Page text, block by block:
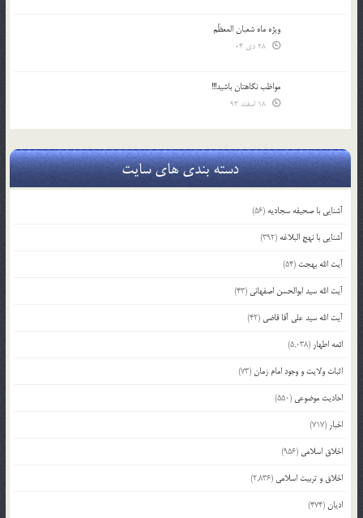
ویژه ماه شعبان المعظّم
مواظب نگاهتان باشید!!!
دسته بندی های سایت
آشنایی با صحیفه سجادیه (56)
آشنایی با نهج البلاغه (392)
آیت الله بهجت (54)
آیت الله سید ابوالحسن اصفهانی (43)
آیت الله سید علی آقا قاضی (42)
ائمه اطهار (5,038)
اثبات ولایت و وجود امام زمان(73)
احادیث موضوعی (550)
اخبار (717)
اخلاق اسلامی (956)
اخلاق و تربیت اسلامی (2,836)
ادیان(474)